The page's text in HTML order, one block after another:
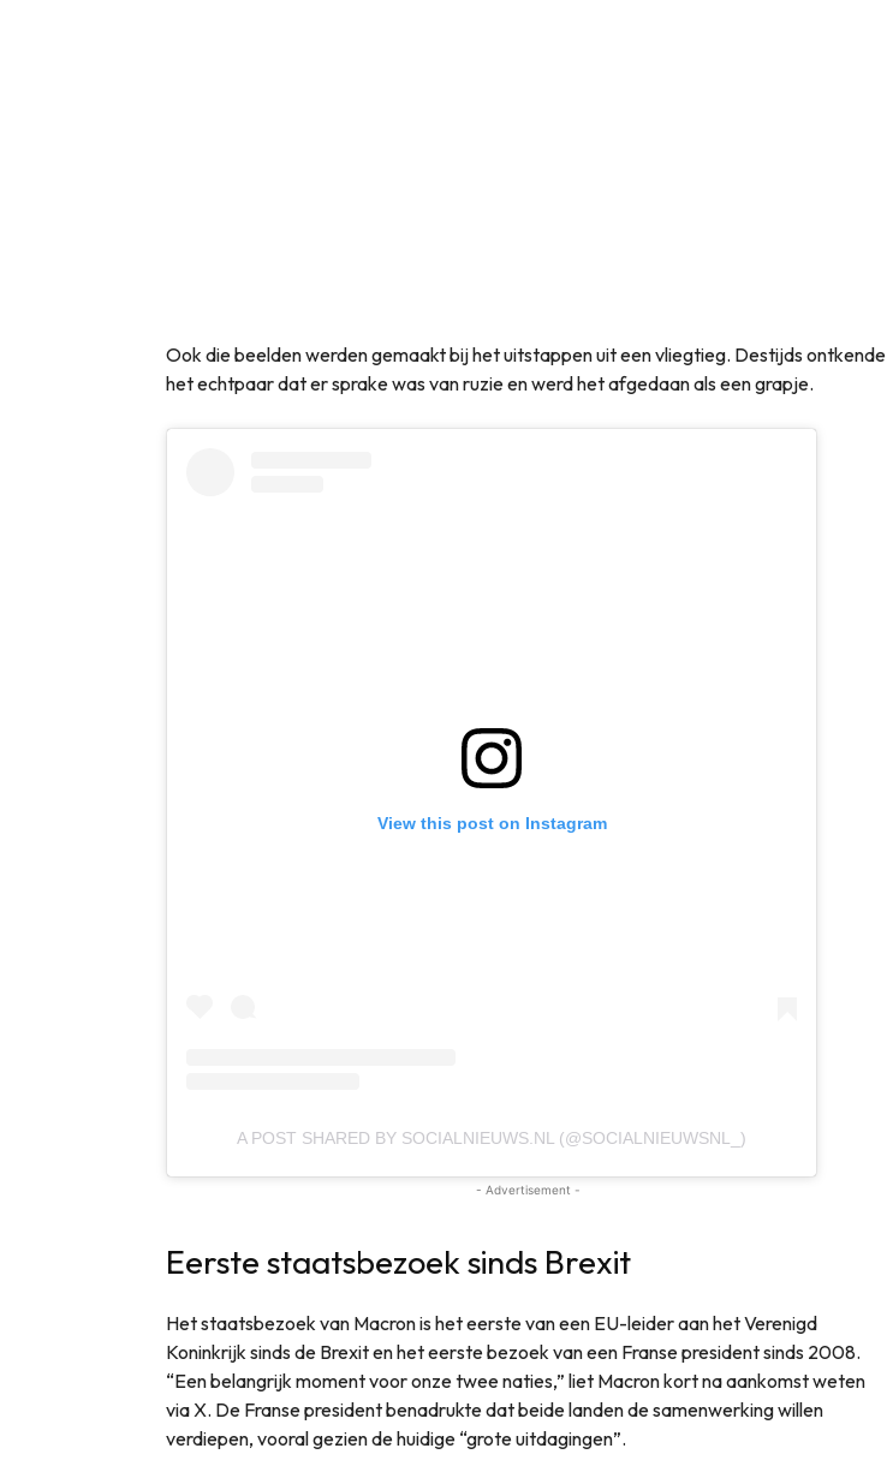
Ook die beelden werden gemaakt bij het uitstappen uit een vliegtieg. Destijds ontkende
het echtpaar dat er sprake was van ruzie en werd het afgedaan als een grapje.
View this post on Instagram
A POST SHARED BY SOCIALNIEUWS.NL (@SOCIALNIEUWSNL_)
- Advertisement -
Eerste staatsbezoek sinds Brexit
Het staatsbezoek van Macron is het eerste van een EU-leider aan het Verenigd
Koninkrijk sinds de Brexit en het eerste bezoek van een Franse president sinds 2008.
“Een belangrijk moment voor onze twee naties,” liet Macron kort na aankomst weten
via X. De Franse president benadrukte dat beide landen de samenwerking willen
verdiepen, vooral gezien de huidige “grote uitdagingen”.